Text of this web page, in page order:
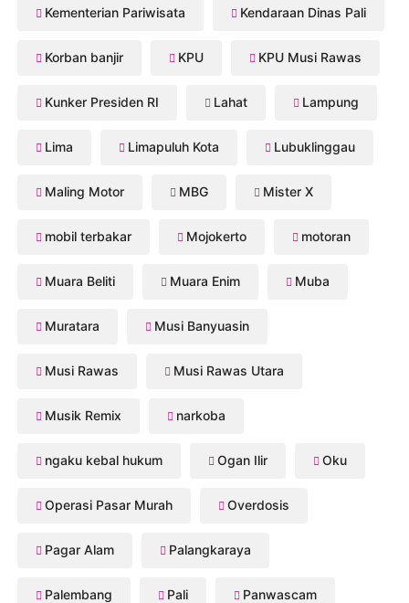
Kementerian Pariwisata Kendaraan Dinas Pali
Korban banjir KPU KPU Musi Rawas
Kunker Presiden RI Lahat Lampung
Lima Limapuluh Kota Lubuklinggau
Maling Motor MBG Mister X
mobil terbakar Mojokerto motoran
Muara Beliti Muara Enim Muba
Muratara Musi Banyuasin
Musi Rawas Musi Rawas Utara
Musik Remix narkoba
ngaku kebal hukum Ogan Ilir Oku
Operasi Pasar Murah Overdosis
Pagar Alam Palangkaraya
Palembang Pali Panwascam